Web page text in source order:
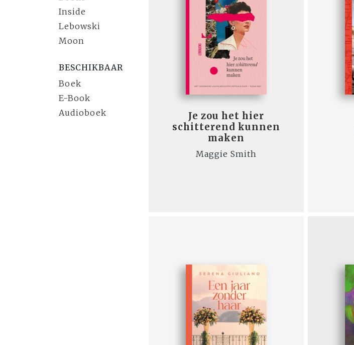
Inside
Lebowski
Moon
BESCHIKBAAR
Boek
E-Book
Audioboek
Je zou het hier
schitterend kunnen
maken
Maggie Smith